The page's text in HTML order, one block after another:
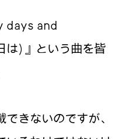
days and
は)』という曲を皆
きないのですが、